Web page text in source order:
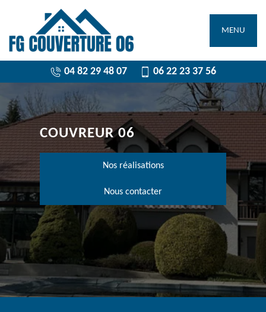
MENU
04 82 29 48 07 06 22 23 37 56
COUVREUR 06
Nos réalisations
Nous contacter